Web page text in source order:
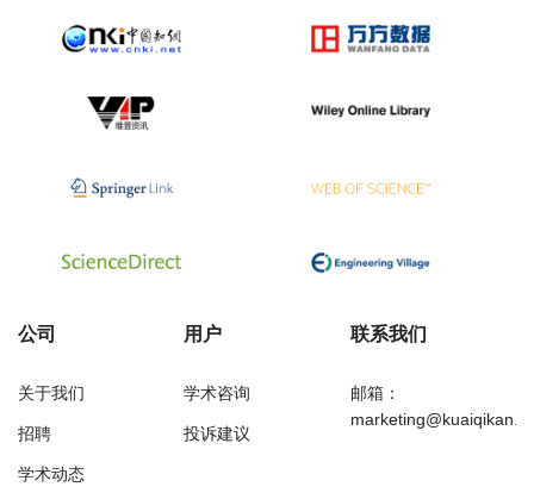
公司
关于我们
招聘
学术动态
用户
学术咨询
投诉建议
联系我们
邮箱：